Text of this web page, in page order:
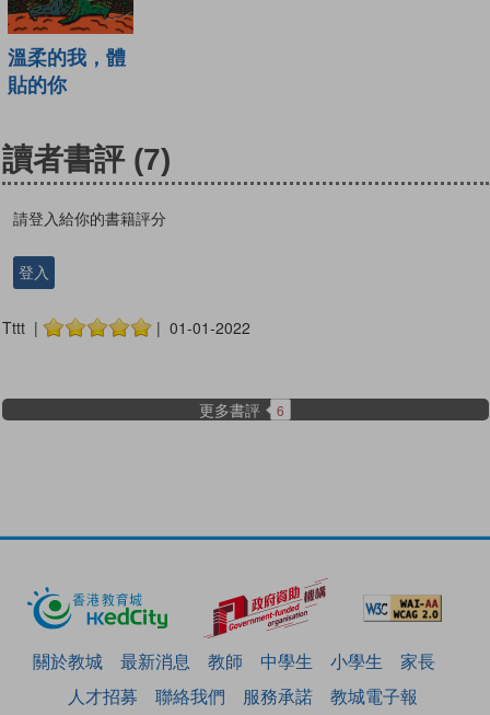
溫柔的我，體
貼的你
讀者書評 (7)
請登入給你的書籍評分
登入
Tttt | | 01-01-2022
更多書評 6
關於教城 最新消息 教師 中學生 小學生
家長
人才招募
聯絡我們 服務承諾 教城電子報